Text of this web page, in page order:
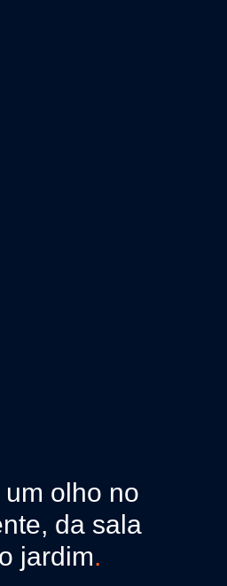
olho no
da sala
jardim.